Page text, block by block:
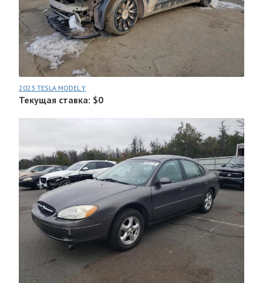
2023 TESLA MODEL Y
Текущая ставка: $0